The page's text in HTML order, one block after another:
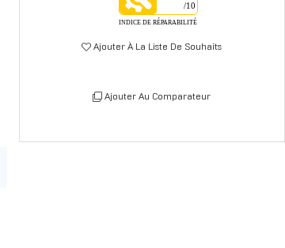
/10
INDICE DE RÉPARABILITÉ
Ajouter À La Liste De Souhaits
Ajouter Au Comparateur